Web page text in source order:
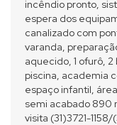
incêndio pronto,
espera dos
canalizado com
varanda,
aquecido, 1 ofurô,
piscina, academia
espaço infantil,
semi acabado 890
visita (31)3721-